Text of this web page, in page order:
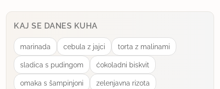
KAJ SE DANES KUHA
marinada cebula z jajci torta z malinami
sladica s pudingom ćokoladni biskvit
omaka s šampinjoni zelenjavna rizota